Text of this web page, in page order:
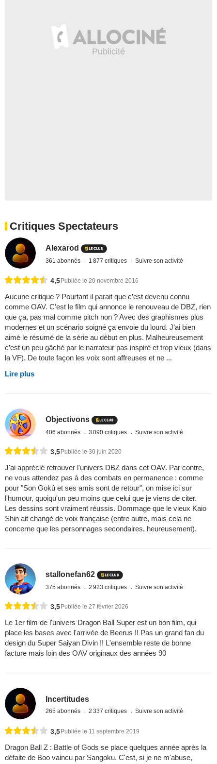
Critiques Spectateurs
Alexarod
361 abonnés 1 877 critiques Suivre son activité
4,5 Publiée le 20 novembre 2016
Aucune critique ? Pourtant il parait que c’est devenu connu
comme OAV. C’est le film qui annonce le renouveau de DBZ, rien
que ça, pas mal comme pitch non ? Avec des graphismes plus
modernes et un scénario soigné ça envoie du lourd. J’ai bien
aimé le résumé de la série au début en plus. Malheureusement
c’est un peu gâché par le narrateur pas inspiré et trop vieux (dans
la VF). De toute façon les voix sont affreuses et ne ...
Lire plus
Objectivons
406 abonnés 3 090 critiques Suivre son activité
3,5 Publiée le 30 juin 2020
J'ai apprécié retrouver l'univers DBZ dans cet OAV. Par contre,
ne vous attendez pas à des combats en permanence : comme
pour "Son Gokû et ses amis sont de retour", on mise ici sur
l'humour, quoiqu'un peu moins que celui que je viens de citer.
Les dessins sont vraiment réussis. Dommage que le vieux Kaio
Shin ait changé de voix française (entre autre, mais cela ne
concerne que les personnages secondaires, heureusement).
stallonefan62
375 abonnés 2 923 critiques Suivre son activité
3,5 Publiée le 27 février 2026
Le 1er film de l'univers Dragon Ball Super est un bon film, qui
place les bases avec l'arrivée de Beerus !! Pas un grand fan du
design du Super Saiyan Divin !! L'ensemble reste de bonne
facture mais loin des OAV originaux des années 90
Incertitudes
265 abonnés 2 337 critiques Suivre son activité
3,5Publiée le 11 septembre 2019
Dragon Ball Z : Battle of Gods se place quelques année après la
défaite de Boo vaincu par Sangoku. C'est, si je ne m'abuse,